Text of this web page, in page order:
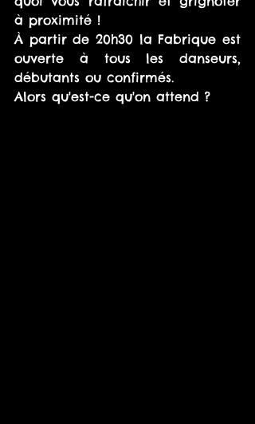
à proximité !
À partir de 20h30 la Fabrique est
ouverte à tous les danseurs,
débutants ou confirmés.
Alors qu'est-ce qu'on attend ?